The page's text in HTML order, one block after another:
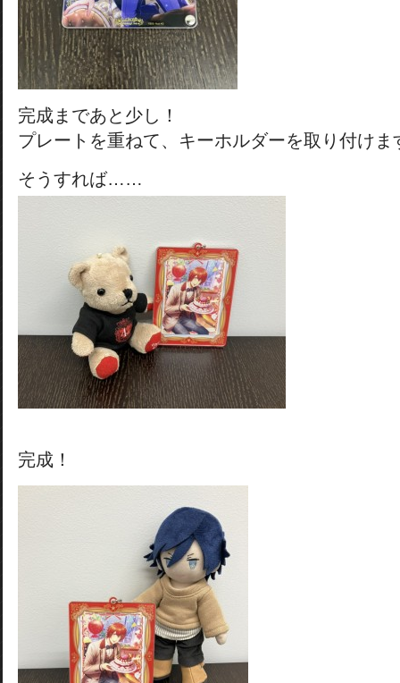
完成まであと少し！
プレートを重ねて、キーホルダーを取り付けま
そうすれば……
完成！